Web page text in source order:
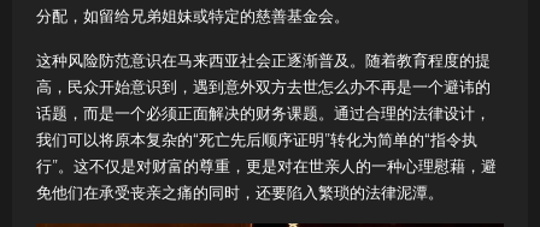
分配，如留给兄弟姐妹或特定的慈善基金会。
这种风险防范意识在马来西亚社会正逐渐普及。随着教育程度的提
高，民众开始意识到，遇到意外双方去世怎么办不再是一个避讳的
话题，而是一个必须正面解决的财务课题。通过合理的法律设计，
我们可以将原本复杂的“死亡先后顺序证明”转化为简单的“指令执
行”。这不仅是对财富的尊重，更是对在世亲人的一种心理慰藉，避
免他们在承受丧亲之痛的同时，还要陷入繁琐的法律泥潭。